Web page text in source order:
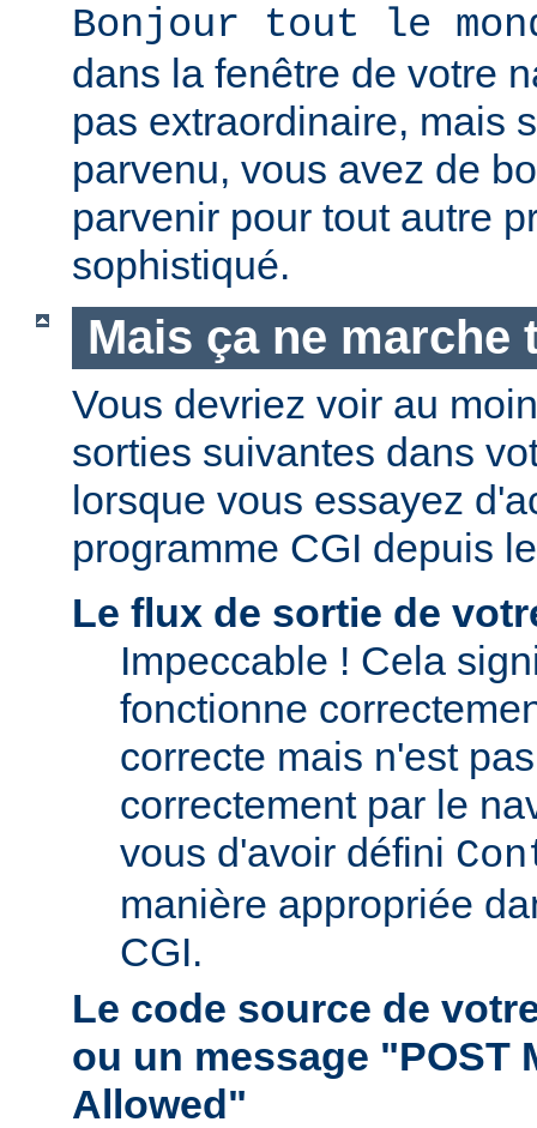
Bonjour tout le
dans la fenêtre de votre
pas extraordinaire, mais
parvenu, vous avez de
parvenir pour tout autre
sophistiqué.
Mais ça ne marche
Vous devriez voir au
sorties suivantes dans
lorsque vous essayez
programme CGI depuis
Le flux de sortie de
Impeccable ! Cela
fonctionne
correcte mais n'est
correctement par le
vous d'avoir défini
manière appropriée
CGI.
Le code source de
ou un message "POST
Allowed"